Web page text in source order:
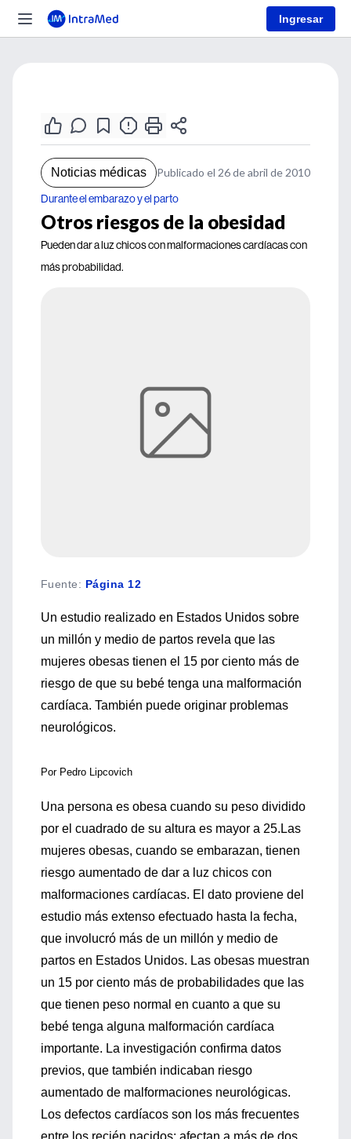
Ingresar
Noticias médicas Publicado el 26 de abril de 2010
Durante el embarazo y el parto
Otros riesgos de la obesidad
Pueden dar a luz chicos con malformaciones cardíacas con
más probabilidad.
Fuente: Página 12
Un estudio realizado en Estados Unidos sobre
un millón y medio de partos revela que las
mujeres obesas tienen el 15 por ciento más de
riesgo de que su bebé tenga una malformación
cardíaca. También puede originar problemas
neurológicos.
Por Pedro Lipcovich
Una persona es obesa cuando su peso dividido
por el cuadrado de su altura es mayor a 25.Las
mujeres obesas, cuando se embarazan, tienen
riesgo aumentado de dar a luz chicos con
malformaciones cardíacas. El dato proviene del
estudio más extenso efectuado hasta la fecha,
que involucró más de un millón y medio de
partos en Estados Unidos. Las obesas muestran
un 15 por ciento más de probabilidades que las
que tienen peso normal en cuanto a que su
bebé tenga alguna malformación cardíaca
importante. La investigación confirma datos
previos, que también indicaban riesgo
aumentado de malformaciones neurológicas.
Los defectos cardíacos son los más frecuentes
entre los recién nacidos: afectan a más de dos